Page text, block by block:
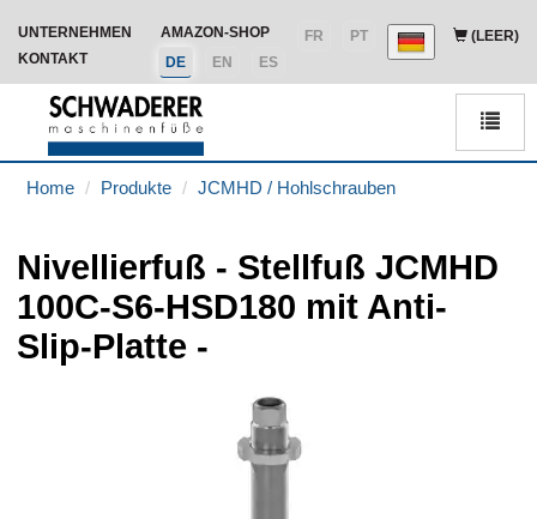
(LEER)
UNTERNEHMEN AMAZON-SHOP PT
FR
ES
EN
DE
KONTAKT
Home Produkte JCMHD / Hohlschrauben
Nivellierfuß - Stellfuß JCMHD
100C-S6-HSD180 mit Anti-
Slip-Platte -